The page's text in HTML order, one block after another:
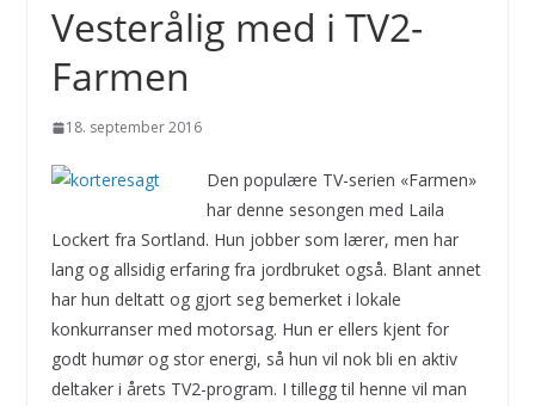
Vesterålig med i TV2-
Farmen
18. september 2016
Den populære TV-serien «Farmen»
har denne sesongen med Laila
Lockert fra Sortland. Hun jobber som lærer, men har
lang og allsidig erfaring fra jordbruket også. Blant annet
har hun deltatt og gjort seg bemerket i lokale
konkurranser med motorsag. Hun er ellers kjent for
godt humør og stor energi, så hun vil nok bli en aktiv
deltaker i årets TV2-program. I tillegg til henne vil man